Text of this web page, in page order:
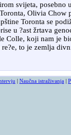
svijeta, posebno
Olivia
Toronta se
u ?ast žrtava
Colle, koji nam je
to je zemlja
Naučna istraživanja